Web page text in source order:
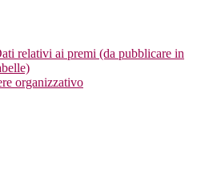
relativi ai premi (da pubblicare in
organizzativo